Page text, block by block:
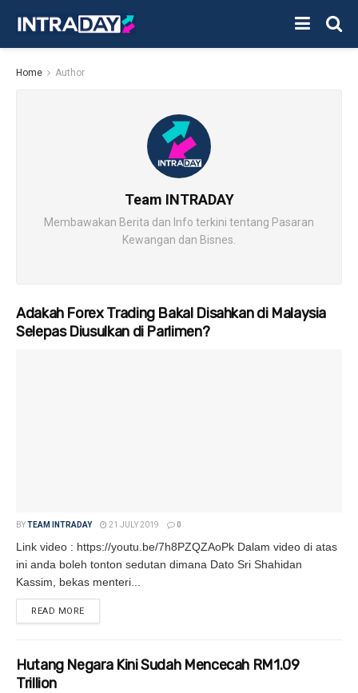
Home Author
Team INTRADAY
Membawakan Berita dan Info terkini tentang Pasaran
Kewangan dan Bisnes.
Adakah Forex Trading Bakal Disahkan di Malaysia
Selepas Diusulkan di Parlimen?
BYTEAM INTRADAY 21 JULY 2019 0
Link video : https://youtu.be/7h8PZQZAoPk Dalam video di atas
ini anda boleh tonton sedutan dimana Dato Sri Shahidan
Kassim, bekas menteri...
READ MORE
Hutang Negara Kini Sudah Mencecah RM1.09
Trillion